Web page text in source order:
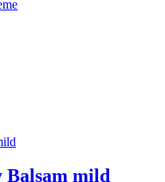
mild